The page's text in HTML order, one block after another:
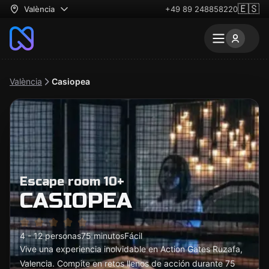
València +49 89 248858220🇪🇸
València Casiopea
Escape room 10+
CASIOPEA
4 - 12 personas75 minutosFácil
Vive una experiencia inolvidable en Action Gates Ruzafa,
Valencia. Compite en retos llenos de acción durante 75